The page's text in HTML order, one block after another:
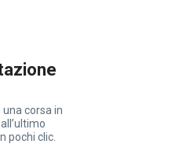
corsa in
pochi clic.